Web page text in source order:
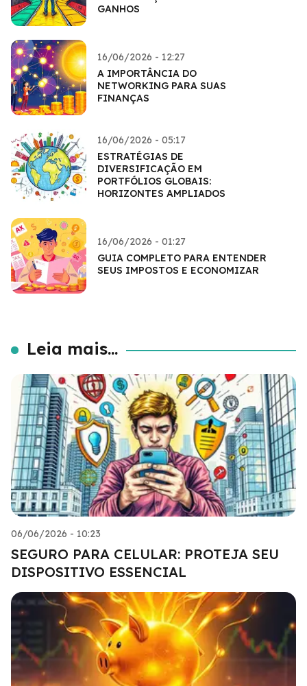
GANHOS
16/06/2026 - 12:27
A IMPORTÂNCIA DO
NETWORKING PARA SUAS
FINANÇAS
16/06/2026 - 05:17
ESTRATÉGIAS DE
DIVERSIFICAÇÃO EM
PORTFÓLIOS GLOBAIS:
HORIZONTES AMPLIADOS
16/06/2026 - 01:27
GUIA COMPLETO PARA ENTENDER
SEUS IMPOSTOS E ECONOMIZAR
Leia mais...
06/06/2026 - 10:23
SEGURO PARA CELULAR: PROTEJA SEU
DISPOSITIVO ESSENCIAL